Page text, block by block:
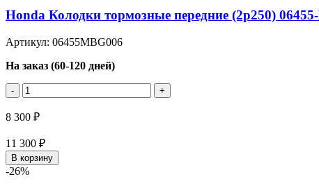
Honda Колодки тормозные передние (2p250)
Артикул: 06455MBG006
На заказ (60-120 дней)
- +
8 300 ₽
11 300 ₽
В корзину
-26%